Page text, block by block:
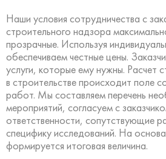
Наши условия сотрудничества с
строительного надзора
прозрачные. Используя
обеспечиваем честные цены.
услуги, которые ему нужны. Расчет
в строительстве происходит поле
работ. Мы составляем перечень
мероприятий, согласуем с
ответственности, сопутствующие
специфику исследований. На
формируется итоговая величина.